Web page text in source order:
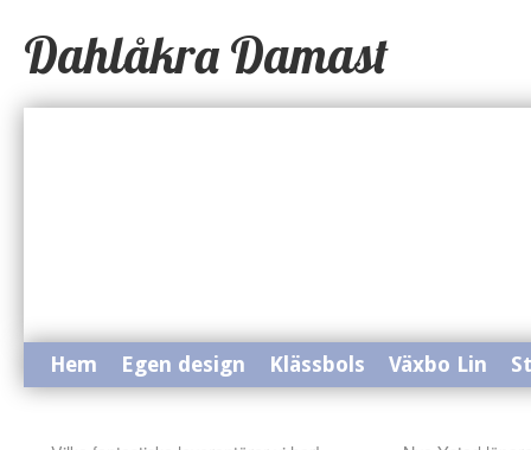
Dahlåkra Damast
Hem Egen design Klässbols Växbo Lin